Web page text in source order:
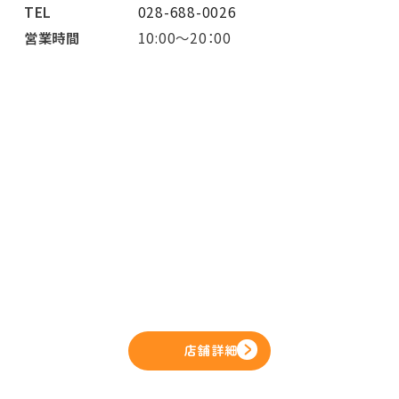
TEL
028-688-0026
営業時間
10:00～20：00
店舗詳細